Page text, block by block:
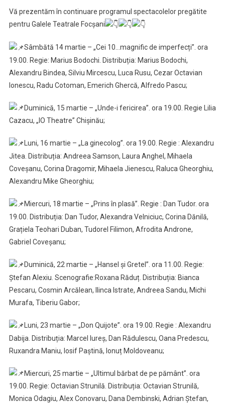
Vă prezentăm în continuare programul spectacolelor pregătite
pentru Galele Teatrale Focșani
Sâmbătă 14 martie – „Cei 10…magnific de imperfecți”. ora
19.00. Regie: Marius Bodochi. Distribuția: Marius Bodochi,
Alexandru Bindea, Silviu Mircescu, Luca Rusu, Cezar Octavian
Ionescu, Radu Cotoman, Emerich Ghercă, Alfredo Pascu;
Duminică, 15 martie – „Unde-i fericirea”. ora 19.00. Regie Lilia
Cazacu, „IO Theatre” Chișinău;
Luni, 16 martie – „La ginecolog”. ora 19.00. Regie : Alexandru
Jitea. Distribuția: Andreea Samson, Laura Anghel, Mihaela
Coveșanu, Corina Dragomir, Mihaela Jienescu, Raluca Gheorghiu,
Alexandru Mike Gheorghiu;
Miercuri, 18 martie – „Prins în plasă”. Regie : Dan Tudor. ora
19.00. Distribuția: Dan Tudor, Alexandra Velniciuc, Corina Dănilă,
Grațiela Teohari Duban, Tudorel Filimon, Afrodita Androne,
Gabriel Coveșanu;
Duminică, 22 martie – „Hansel și Gretel”. ora 11.00. Regie:
Ștefan Alexiu. Scenografie:Roxana Răduț. Distribuția: Bianca
Pescaru, Cosmin Arcălean, Ilinca Istrate, Andreea Sandu, Michi
Murafa, Tiberiu Gabor;
Luni, 23 martie – „Don Quijote”. ora 19.00. Regie : Alexandru
Dabija. Distribuția: Marcel Iureș, Dan Rădulescu, Oana Predescu,
Ruxandra Maniu, Iosif Paștină, Ionuț Moldoveanu;
Miercuri, 25 martie – „Ultimul bărbat de pe pământ”. ora
19.00. Regie: Octavian Strunilă. Distribuția: Octavian Strunilă,
Monica Odagiu, Alex Conovaru, Dana Dembinski, Adrian Ștefan,